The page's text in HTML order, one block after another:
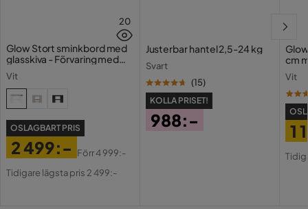
20
Glow Stort sminkbord med
glasskiva - Förvaring med
Vit
OSLAGBART PRIS
Pris
2 499:-
Original
Förr4 999:-
Tidigare lägsta pris 2 499:-
Justerbar hantel 2,5-24 kg
Svart
(15)
KOLLA PRISET!
988:-
cm
Vit
1